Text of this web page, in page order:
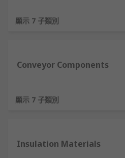
顯示 7 子類別
Conveyor Components
顯示 7 子類別
Insulation Materials